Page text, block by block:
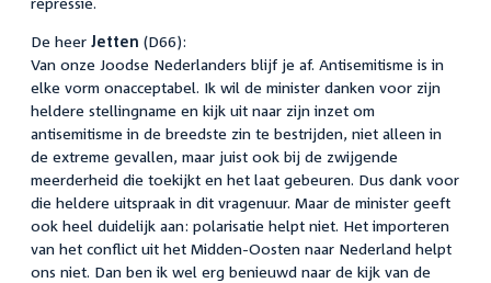
De heer Jetten (D66):
Van onze Joodse Nederlanders blijf je af. Antisemitisme is in
elke vorm onacceptabel. Ik wil de minister danken voor zijn
heldere stellingname en kijk uit naar zijn inzet om
antisemitisme in de breedste zin te bestrijden, niet alleen in
de extreme gevallen, maar juist ook bij de zwijgende
meerderheid die toekijkt en het laat gebeuren. Dus dank voor
die heldere uitspraak in dit vragenuur. Maar de minister geeft
ook heel duidelijk aan: polarisatie helpt niet. Het importeren
van het conflict uit het Midden-Oosten naar Nederland helpt
ons niet. Dan ben ik wel erg benieuwd naar de kijk van de